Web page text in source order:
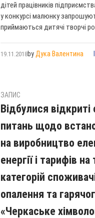
дітей працівників
у конкурсі малюнку
приймаються дитячі творчі
19.11.2018by Дука Валентина
ЗАПИС
Відбулися
питань щодо
на виробництво
енергії і тарифів
категорій
опалення та
«Черкаське